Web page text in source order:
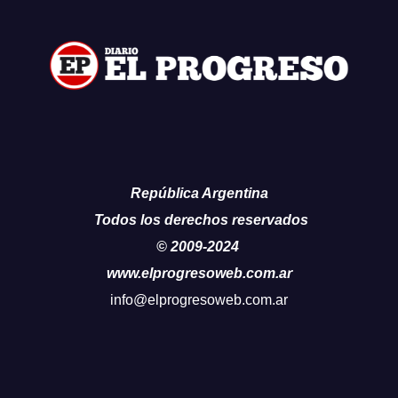
República Argentina
Todos los derechos reservados
© 2009-2024
www.elprogresoweb.com.ar
info@elprogresoweb.com.ar